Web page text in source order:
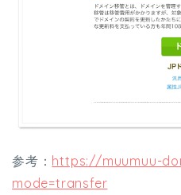
参考： https://muumuu-
mode=transfer